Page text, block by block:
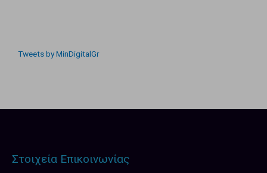
Tweets by MinDigitalGr
Στοιχεία Επικοινωνίας